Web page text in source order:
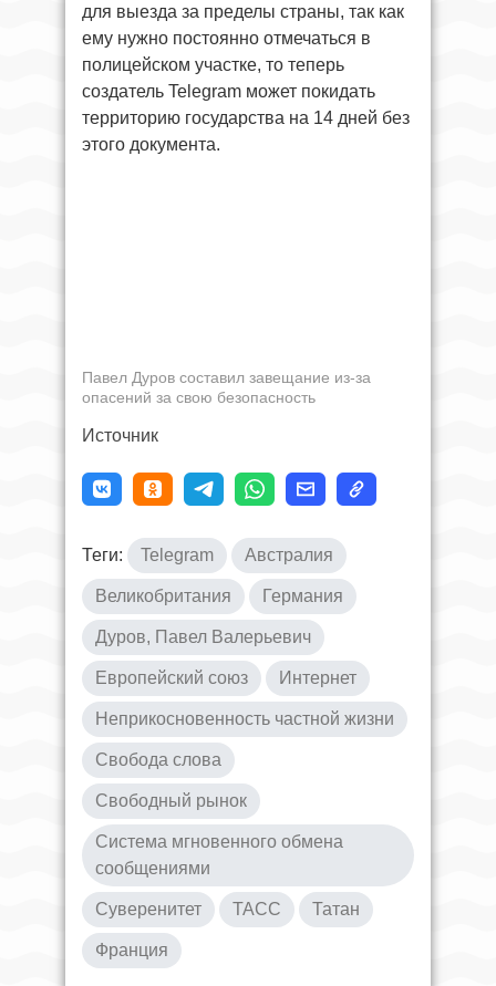
для выезда за пределы страны, так как
ему нужно постоянно отмечаться в
полицейском участке, то теперь
создатель Telegram может покидать
территорию государства на 14 дней без
этого документа.
Павел Дуров составил завещание из-за
опасений за свою безопасность
Источник
Теги: Telegram Австралия
Великобритания Германия
Дуров, Павел Валерьевич
Европейский союз Интернет
Неприкосновенность частной жизни
Свобода слова
Свободный рынок
Система мгновенного обмена
сообщениями
Суверенитет ТАСС Татан
Франция